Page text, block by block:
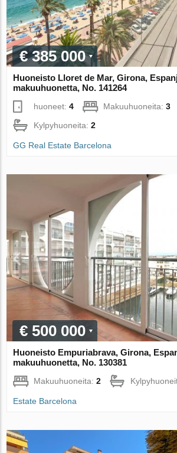
€ 385 000
Huoneisto Lloret de Mar, Girona,
makuuhuonetta, No. 141264
huoneet:4 Makuuhuoneita:3
Kylpyhuoneita:2
GG Real Estate Barcelona
€ 500 000
Huoneisto Empuriabrava, Girona,
makuuhuonetta, No. 130381
Makuuhuoneita:2
Estate Barcelona